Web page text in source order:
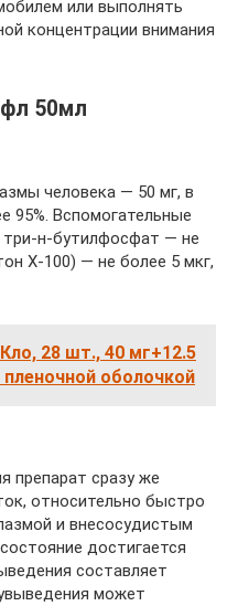
или выполнять
концентрации внимания
50мл
человека — 50 мг, в
95%. Вспомогательные
н-бутилфосфат — не
Х-100) — не более 5 мкг,
28 шт., 40 мг+12.5
оболочкой
препарат сразу же
относительно быстро
и внесосудистым
достигается
составляет
может